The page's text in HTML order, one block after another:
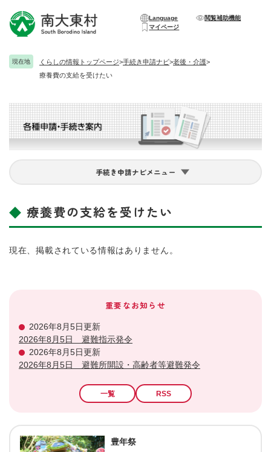
Language
閲覧補助機能
マイページ
現在地 くらしの情報トップページ>手続き申請ナビ>老後・介護>
療養費の支給を受けたい
手続き申請ナビメニュー
本
療養費の支給を受けたい
現在、掲載されている情報はありません。
重要なお知らせ
2026年8月5日更新
2026年8月5日 避難指示発令
2026年8月5日更新
2026年8月5日 避難所開設・高齢者等避難発令
一覧 RSS
豊年祭